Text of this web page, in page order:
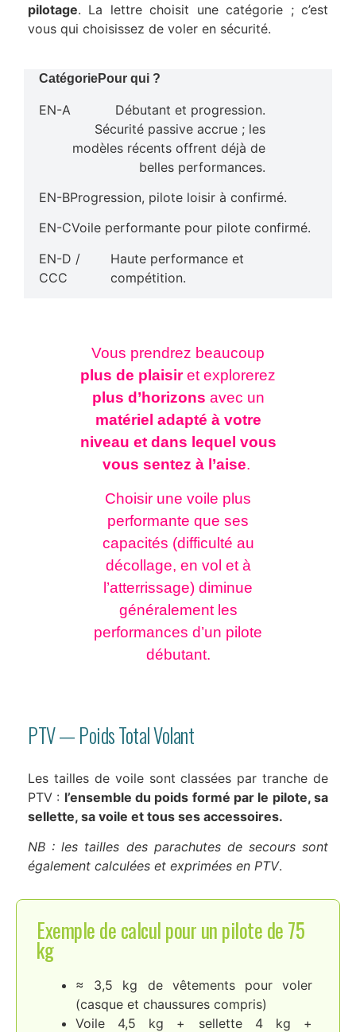
pilotage. La lettre choisit une catégorie ; c’est
vous qui choisissez de voler en sécurité.
CatégoriePour qui ?
EN-A
Débutant et progression.
Sécurité passive accrue ; les
modèles récents offrent déjà de
belles performances.
EN-BProgression, pilote loisir à confirmé.
EN-CVoile performante pour pilote confirmé.
EN-D /
CCC
Haute performance et
compétition.
Vous prendrez beaucoup
plus de plaisiret explorerez
plus d’horizons avec un
matériel adapté à votre
niveau et dans lequel vous
vous sentez à l’aise.
Choisir une voile plus
performante que ses
capacités (difficulté au
décollage, en vol et à
l’atterrissage) diminue
généralement les
performances d’un pilote
débutant.
PTV — Poids Total Volant
Les tailles de voile sont classées par tranche de
PTV : l’ensemble du poids formé par le pilote, sa
sellette, sa voile et tous ses accessoires.
NB : les tailles des parachutes de secours sont
également calculées et exprimées en PTV.
Exemple de calcul pour un pilote de 75
kg
≈ 3,5 kg de vêtements pour voler
(casque et chaussures compris)
Voile 4,5 kg + sellette 4 kg +